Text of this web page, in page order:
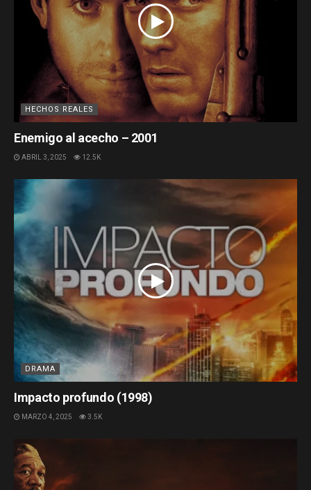
HECHOS REALES
Enemigo al acecho – 2001
ABRIL 3, 2025 12.5K
DRAMA
Impacto profundo (1998)
MARZO 4, 2025 3.5K